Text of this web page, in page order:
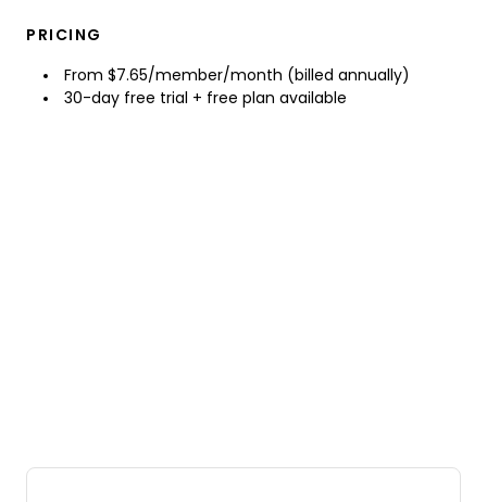
PRICING
From $7.65/member/month (billed annually)
30-day free trial + free plan available